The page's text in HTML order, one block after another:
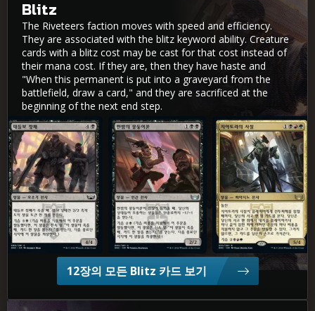
Blitz
The Riveteers faction moves with speed and efficiency.
They are associated with the blitz keyword ability. Creature
cards with a blitz cost may be cast for that cost instead of
their mana cost. If they are, then they have haste and
"When this permanent is put into a graveyard from the
battlefield, draw a card," and they are sacrificed at the
beginning of the next end step.
대들보 깡패 한밤의 몽둥이꾼 지아토라의 사절
12장의 모든 Blitz 카드 보기